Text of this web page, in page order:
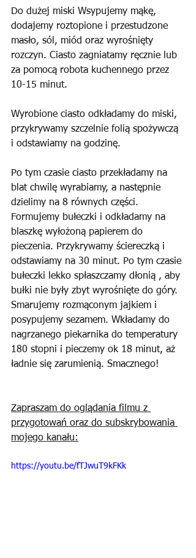
Do dużej miski Wsypujemy mąkę,
dodajemy roztopione i przestudzone
masło, sól, miód oraz wyrośnięty
rozczyn. Ciasto zagniatamy ręcznie lub
za pomocą robota kuchennego przez
10-15 minut.
Wyrobione ciasto odkładamy do miski,
przykrywamy szczelnie folią spożywczą
i odstawiamy na godzinę.
Po tym czasie ciasto przekładamy na
blat chwilę wyrabiamy, a następnie
dzielimy na 8 równych części.
Formujemy bułeczki i odkładamy na
blaszkę wyłożoną papierem do
pieczenia. Przykrywamy ściereczką i
odstawiamy na 30 minut. Po tym czasie
bułeczki lekko spłaszczamy dłonią , aby
bułki nie były zbyt wyrośnięte do góry.
Smarujemy rozmąconym jajkiem i
posypujemy sezamem. Wkładamy do
nagrzanego piekarnika do temperatury
180 stopni i pieczemy ok 18 minut, aż
ładnie się zarumienią. Smacznego!
Zapraszam do oglądania filmu z
przygotowań oraz do subskrybowania
mojego kanału:
https://youtu.be/fTJwuT9kFKk